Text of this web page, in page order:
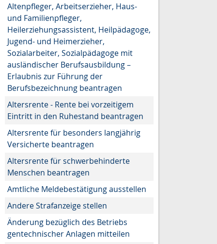
Altenpfleger, Arbeitserzieher, Haus-
und Familienpfleger,
Heilerziehungsassistent, Heilpädagoge,
Jugend- und Heimerzieher,
Sozialarbeiter, Sozialpädagoge mit
ausländischer Berufsausbildung –
Erlaubnis zur Führung der
Berufsbezeichnung beantragen
Altersrente - Rente bei vorzeitigem
Eintritt in den Ruhestand beantragen
Altersrente für besonders langjährig
Versicherte beantragen
Altersrente für schwerbehinderte
Menschen beantragen
Amtliche Meldebestätigung ausstellen
Andere Strafanzeige stellen
Änderung bezüglich des Betriebs
gentechnischer Anlagen mitteilen